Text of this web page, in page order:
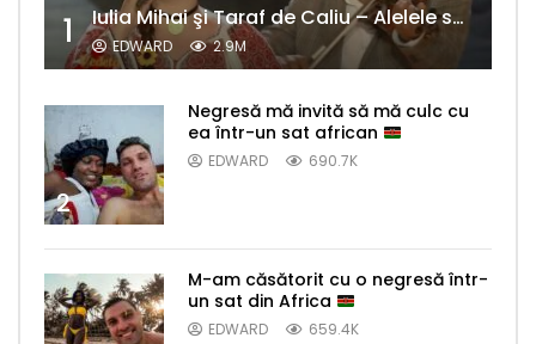
1 Iulia Mihai şi Taraf de Caliu – Alelele sălcioară (@#VedetaPopulară)
EDWARD 2.9M
2
Negresă mă invită să mă culc cu
ea într-un sat african
EDWARD 690.7K
M-am căsătorit cu o negresă într-
un sat din Africa
EDWARD 659.4K